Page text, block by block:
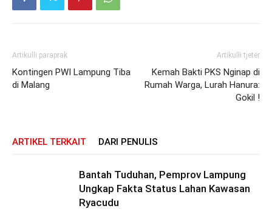
Artikulli paraprak
Kontingen PWI Lampung Tiba
di Malang
Artikulli tjetër
Kemah Bakti PKS Nginap di
Rumah Warga, Lurah Hanura:
Gokil !
ARTIKEL TERKAIT DARI PENULIS
Bantah Tuduhan, Pemprov Lampung
Ungkap Fakta Status Lahan Kawasan
Ryacudu